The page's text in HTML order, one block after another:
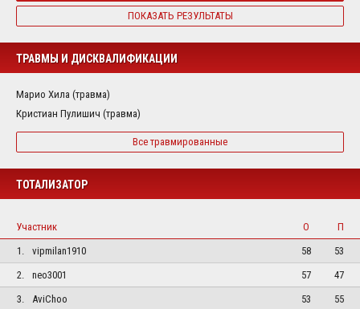
ПОКАЗАТЬ РЕЗУЛЬТАТЫ
ТРАВМЫ И ДИСКВАЛИФИКАЦИИ
Марио Хила (травма)
Кристиан Пулишич (травма)
Все травмированные
ТОТАЛИЗАТОР
Участник О
П
1.
vipmilan1910 58
53
2.
neo3001 57
47
3.
AviChoo 53 55